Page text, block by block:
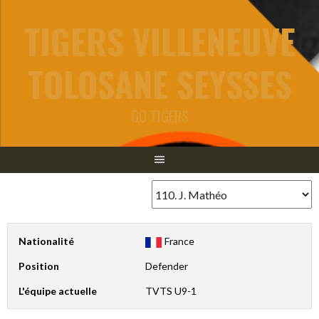
TIGERS VILLENEUVE
TOLOSANE SEYSSES
GO TIGERS
Nationalité France
Position Defender
L'équipe actuelle TVTS U9-1